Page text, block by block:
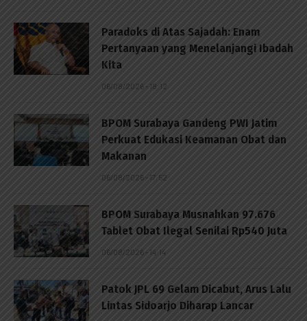
Paradoks di Atas Sajadah: Enam
Pertanyaan yang Menelanjangi Ibadah
Kita
06/08/2026 - 18:12
BPOM Surabaya Gandeng PWI Jatim
Perkuat Edukasi Keamanan Obat dan
Makanan
06/08/2026 - 17:52
BPOM Surabaya Musnahkan 97.676
Tablet Obat Ilegal Senilai Rp540 Juta
06/08/2026 - 14:14
Patok JPL 69 Gelam Dicabut, Arus Lalu
Lintas Sidoarjo Diharap Lancar